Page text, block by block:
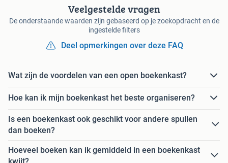
Veelgestelde vragen
De onderstaande waarden zijn gebaseerd op je zoekopdracht en de
ingestelde filters
Deel opmerkingen over deze FAQ
Wat zijn de voordelen van een open boekenkast?
Hoe kan ik mijn boekenkast het beste organiseren?
Is een boekenkast ook geschikt voor andere spullen
dan boeken?
Hoeveel boeken kan ik gemiddeld in een boekenkast
kwijt?